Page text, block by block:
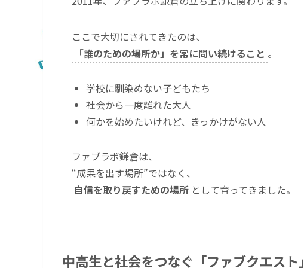
ここで大切にされてきたのは、
「誰のための場所か」を常に問い続けること 。
学校に馴染めない子どもたち
社会から一度離れた大人
何かを始めたいけれど、きっかけがない人
ファブラボ鎌倉は、
“成果を出す場所”ではなく、
自信を取り戻すための場所 として育ってきました。
中高生と社会をつなぐ「ファブクエスト」